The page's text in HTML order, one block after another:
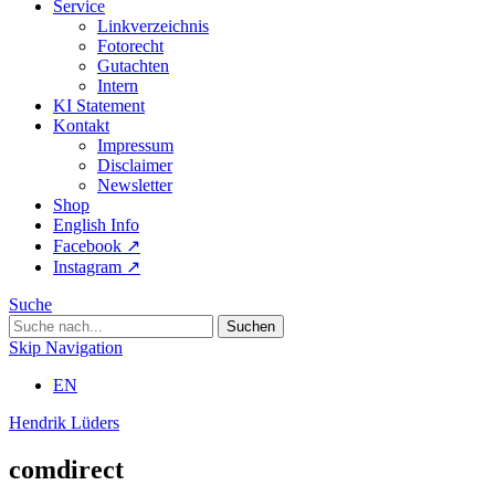
Service
Linkverzeichnis
Fotorecht
Gutachten
Intern
KI Statement
Kontakt
Impressum
Disclaimer
Newsletter
Shop
English Info
Facebook ↗︎
Instagram ↗︎
Suche
Skip Navigation
EN
Hendrik Lüders
comdirect